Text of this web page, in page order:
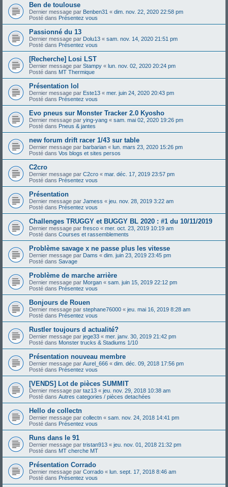
Ben de toulouse
Dernier message par Benben31 « dim. nov. 22, 2020 22:58 pm
Posté dans Présentez vous
Passionné du 13
Dernier message par Dolu13 « sam. nov. 14, 2020 21:51 pm
Posté dans Présentez vous
[Recherche] Losi LST
Dernier message par Stampy « lun. nov. 02, 2020 20:24 pm
Posté dans MT Thermique
Présentation lol
Dernier message par Este13 « mer. juin 24, 2020 20:43 pm
Posté dans Présentez vous
Evo pneus sur Monster Tracker 2.0 Kyosho
Dernier message par ying-yang « sam. mai 02, 2020 19:26 pm
Posté dans Pneus & jantes
new forum drift racer 1/43 sur table
Dernier message par barbarian « lun. mars 23, 2020 15:26 pm
Posté dans Vos blogs et sites persos
C2cro
Dernier message par C2cro « mar. déc. 17, 2019 23:57 pm
Posté dans Présentez vous
Présentation
Dernier message par Jamess « jeu. nov. 28, 2019 3:22 am
Posté dans Présentez vous
Challenges TRUGGY et BUGGY BL 2020 : #1 du 10/11/2019
Dernier message par fresco « mer. oct. 23, 2019 10:19 am
Posté dans Courses et rassemblements
Problème savage x ne passe plus les vitesse
Dernier message par Dams « dim. juin 23, 2019 23:45 pm
Posté dans Savage
Problème de marche arrière
Dernier message par Morgan « sam. juin 15, 2019 22:12 pm
Posté dans Présentez vous
Bonjours de Rouen
Dernier message par stephane76000 « jeu. mai 16, 2019 8:28 am
Posté dans Présentez vous
Rustler toujours d actualité?
Dernier message par jege33 « mer. janv. 30, 2019 21:42 pm
Posté dans Monster trucks & Stadiums 1/10
Présentation nouveau membre
Dernier message par Aurel_666 « dim. déc. 09, 2018 17:56 pm
Posté dans Présentez vous
[VENDS] Lot de pièces SUMMIT
Dernier message par taz13 « jeu. nov. 29, 2018 10:38 am
Posté dans Autres categories / pièces detachées
Hello de collectn
Dernier message par collectn « sam. nov. 24, 2018 14:41 pm
Posté dans Présentez vous
Runs dans le 91
Dernier message par tristan913 « jeu. nov. 01, 2018 21:32 pm
Posté dans MT cherche MT
Présentation Corrado
Dernier message par Corrado « lun. sept. 17, 2018 8:46 am
Posté dans Présentez vous